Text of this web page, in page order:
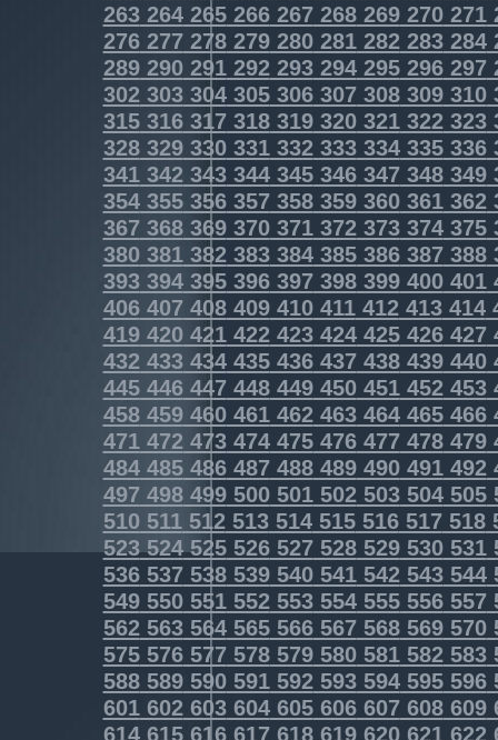
263264265266267268269270271
276277278279280281282283284
289290291292293294295296297
302303304305306307308309310
315316317318319320321322323
328329330331332333334335336
341342343344345346347348349
354355356357358359360361362
367 368369370371372373374375
380381382383384385386387388
393394395396397398399400401
406407 408409410411412413414
419420421422423424425426427
432433434435436437438439440
445446447448449450451452453
458459460461462463464465466
471472473474475476477478479
484485486487488489490491492
497 498499500501502503504505
510 511512513514515516517518
523524525526527528529530531
536537538539540541542543544
549550551552553554555556557
562563564565566567568569570
575576577578579580581582583
588589590591592593594595596
601602603604605606607608609
614615616617618619620621622